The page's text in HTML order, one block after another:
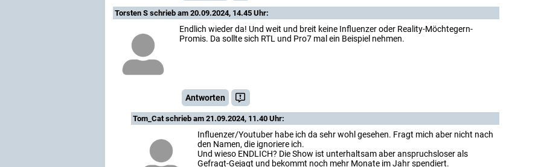
Torsten S schrieb am 20.09.2024, 14.45 Uhr:
Endlich wieder da! Und weit und breit keine Influenzer oder Reality-Möchtegern-
Promis. Da sollte sich RTL und Pro7 mal ein Beispiel nehmen.
Antworten
Tom_Catschrieb am 21.09.2024, 11.40 Uhr:
Influenzer/Youtuber habe ich da sehr wohl gesehen. Fragt mich aber nicht nach
den Namen, die ignoriere ich.
Und wieso ENDLICH? Die Show ist unterhaltsam aber anspruchsloser als
Gefragt-Gejagt und bekommt noch mehr Monate im Jahr spendiert.